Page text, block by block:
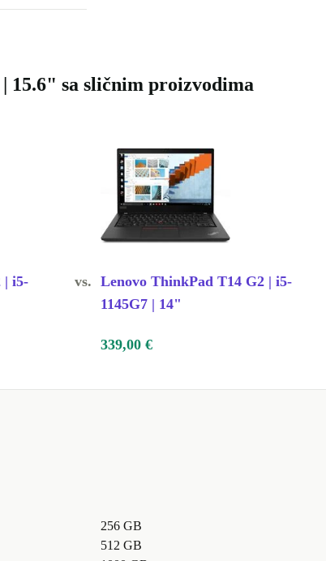
15.6" sa sličnim proizvodima
| i5-
vs. Lenovo ThinkPad T14 G2 | i5-
1145G7 | 14"
339,00 €
256 GB
512 GB